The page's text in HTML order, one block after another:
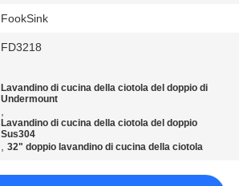
FookSink
FD3218
Lavandino di cucina della ciotola del doppio di
Undermount
,
Lavandino di cucina della ciotola del doppio
Sus304
,32" doppio lavandino di cucina della ciotola